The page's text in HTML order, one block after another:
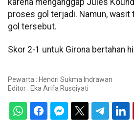
proses gol terjadi. Namun, wasit
gol tersebut.
Skor 2-1 untuk Girona bertahan
Pewarta : Hendri Sukma Indrawan
Editor : Eka Arifa Rusqiyati